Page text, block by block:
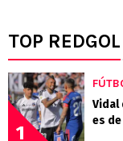
TOP REDGOL
1
Vidal
es